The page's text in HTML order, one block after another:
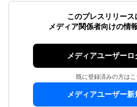
このプレスリリース
メディア関係者向けの情
メディアユーザーロ
既に登録済みの方はこ
メディアユーザー新